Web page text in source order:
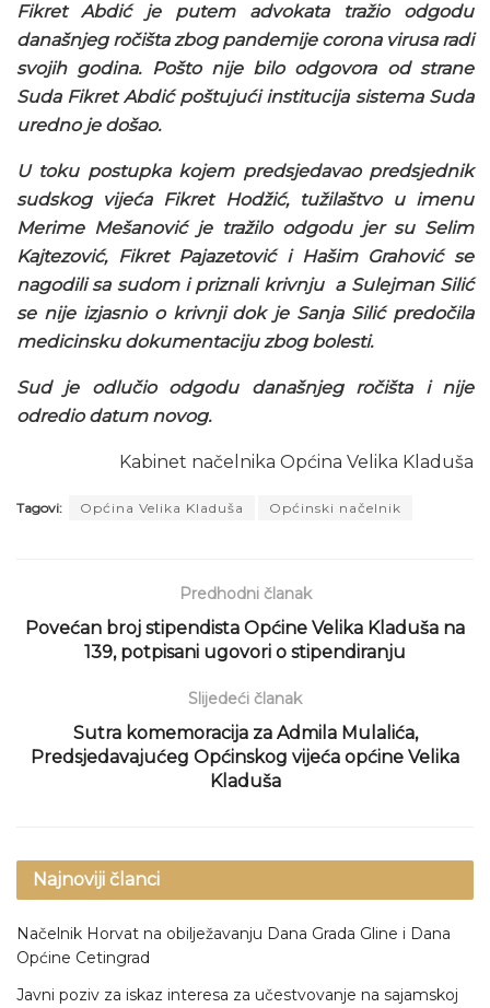
Fikret Abdić je putem advokata tražio odgodu
današnjeg ročišta zbog pandemije corona virusa radi
svojih godina. Pošto nije bilo odgovora od strane
Suda Fikret Abdić poštujući institucija sistema Suda
uredno je došao.
U toku postupka kojem predsjedavao predsjednik
sudskog vijeća Fikret Hodžić, tužilaštvo u imenu
Merime Mešanović je tražilo odgodu jer su Selim
Kajtezović, Fikret Pajazetović i Hašim Grahović se
nagodili sa sudom i priznali krivnju a Sulejman Silić
se nije izjasnio o krivnji dok je Sanja Silić predočila
medicinsku dokumentaciju zbog bolesti.
Sud je odlučio odgodu današnjeg ročišta i nije
odredio datum novog.
Kabinet načelnika Općina Velika Kladuša
Tagovi: Općina Velika Kladuša Općinski načelnik
Predhodni članak
Povećan broj stipendista Općine Velika Kladuša na
139, potpisani ugovori o stipendiranju
Slijedeći članak
Sutra komemoracija za Admila Mulalića,
Predsjedavajućeg Općinskog vijeća općine Velika
Kladuša
Najnoviji članci
Načelnik Horvat na obilježavanju Dana Grada Gline i Dana
Općine Cetingrad
Javni poziv za iskaz interesa za učestvovanje na sajamskoj